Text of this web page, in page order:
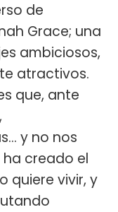
de
Grace; una
ambiciosos,
atractivos.
que, ante
y no nos
creado el
quiere vivir, y